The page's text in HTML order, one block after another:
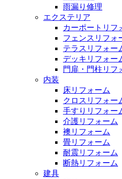
雨漏り修理
エクステリア
カーポートリフ
フェンスリフォ
テラスリフォー
デッキリフォー
門扉・門柱リフ
内装
床リフォーム
クロスリフォー
手すりリフォー
介護リフォーム
襖リフォーム
畳リフォーム
耐震リフォーム
断熱リフォーム
建具